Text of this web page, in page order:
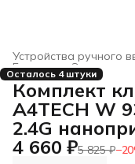
Устройства ручного
Электроника
Главная ›
Осталось 4 штуки
Комплект
A4TECH W
2.4G
4 660 ₽5 825 ₽−20